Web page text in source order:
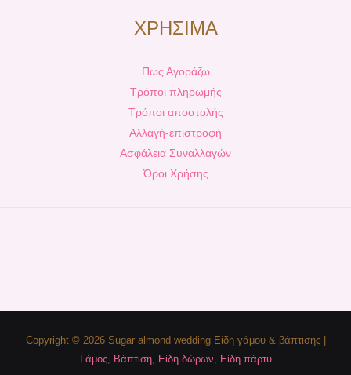
ΧΡΗΣΙΜΑ
Πως Αγοράζω
Τρόποι πληρωμής
Τρόποι αποστολής
Αλλαγή-επιστροφή
Ασφάλεια Συναλλαγών
Όροι Χρήσης
Copyright © 2026 Sugar almond wedding Είδη γάμου & βάπτισης |
Γάμος, Βάπτιση, Είδη δώρων, Είδη πάρτυ